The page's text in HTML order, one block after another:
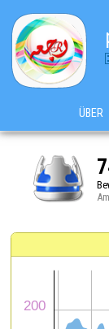
ÜBER